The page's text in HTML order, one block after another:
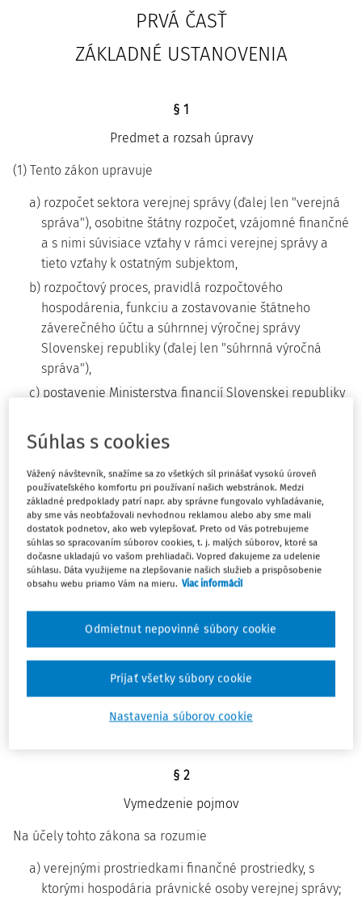
PRVÁ ČASŤ
ZÁKLADNÉ USTANOVENIA
§ 1
Predmet a rozsah úpravy
(1) Tento zákon upravuje
a) rozpočet sektora verejnej správy (ďalej len "verejná
správa"), osobitne štátny rozpočet, vzájomné finančné
a s nimi súvisiace vzťahy v rámci verejnej správy a
tieto vzťahy k ostatným subjektom,
b) rozpočtový proces, pravidlá rozpočtového
hospodárenia, funkciu a zostavovanie štátneho
záverečného účtu a súhrnnej výročnej správy
Slovenskej republiky (ďalej len "súhrnná výročná
správa"),
c) postavenie Ministerstva financií Slovenskej republiky
ministerstiev a ostatných ústredných orgánov štátnej
správy1) a iných právnických osôb verejnej správy v
rozpočtovom procese,
d) zriaďovanie rozpočtových organizácií a
príspevkových organizácií a hospodárenie
rozpočtových organizácií a príspevkových organizácií.
(2) Tento zákon sa vzťahuje na prostriedky určené na
financovanie spoločných programov Slovenskej republiky
účelov vyplývajúcich z medzinárodných zmlúv o poskytnutí
grantu uzatvorených medzi Slovenskou republikou a inými
štátmi, prostriedky mechanizmu na podporu obnovy a
odolnosti a na postupy, právne vzťahy, práva a povinnosti
neustanovuje inak.1a)
§ 2
Vymedzenie pojmov
Na účely tohto zákona sa rozumie
a) verejnými prostriedkami finančné prostriedky, s
ktorými hospodária právnické osoby verejnej správy;
Súhlas s cookies
Vážený návštevník, snažíme sa zo všetkých síl prinášať vysokú úroveň
používateľského komfortu pri používaní našich webstránok. Medzi
základné predpoklady patrí napr. aby správne fungovalo vyhľadávanie,
aby sme vás neobťažovali nevhodnou reklamou alebo aby sme mali
dostatok podnetov, ako web vylepšovať. Preto od Vás potrebujeme
súhlas so spracovaním súborov cookies, t. j. malých súborov, ktoré sa
dočasne ukladajú vo vašom prehliadači. Vopred ďakujeme za udelenie
súhlasu. Dáta využijeme na zlepšovanie našich služieb a prispôsobenie
obsahu webu priamo Vám na mieru. Viac informácií
Nastavenia súborov cookie
Odmietnut nepovinné súbory cookie
Prijať všetky súbory cookie